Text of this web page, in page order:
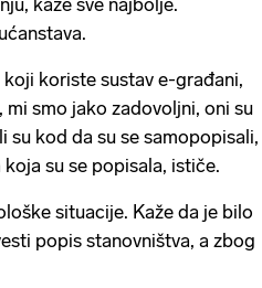
kaže sve najbolje.
koriste sustav e-građani,
smo jako zadovoljni, oni su
su kod da su se samopopisali,
su se popisala, ističe.
situacije. Kaže da je bilo
popis stanovništva, a zbog